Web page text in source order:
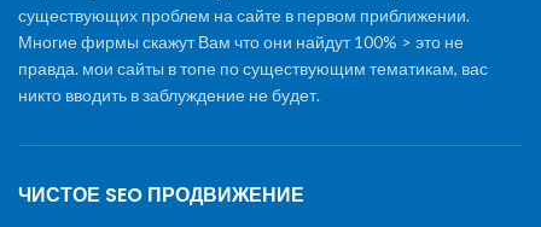
существующих проблем на сайте в первом приближении.
Многие фирмы скажут Вам что они найдут 100% > это не
правда. мои сайты в топе по существующим тематикам, вас
никто вводить в заблуждение не будет.
ЧИСТОЕ SEO ПРОДВИЖЕНИЕ